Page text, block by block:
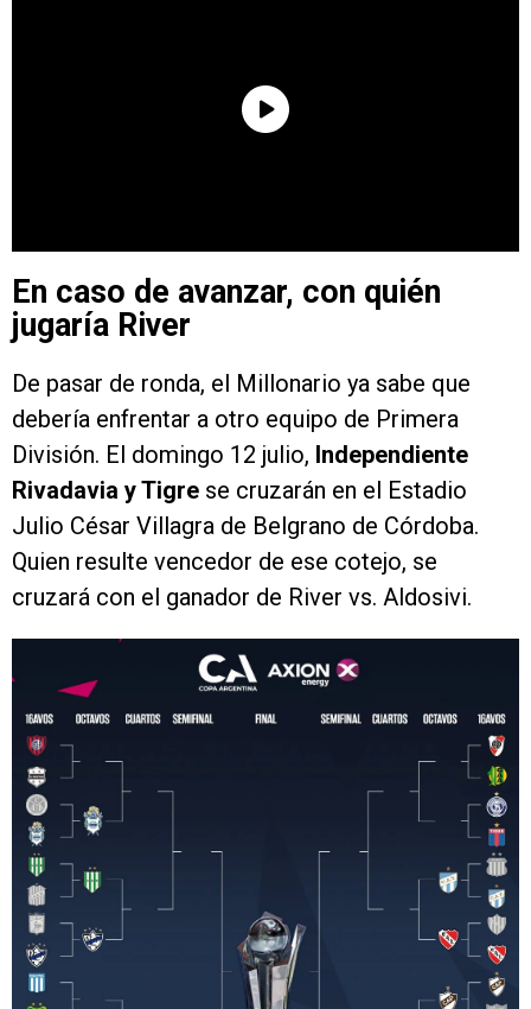
En caso de avanzar, con quién
jugaría River
De pasar de ronda, el Millonario ya sabe que
debería enfrentar a otro equipo de Primera
División. El domingo 12 julio, Independiente
Rivadavia y Tigre se cruzarán en el Estadio
Julio César Villagra de Belgrano de Córdoba.
Quien resulte vencedor de ese cotejo, se
cruzará con el ganador de River vs. Aldosivi.